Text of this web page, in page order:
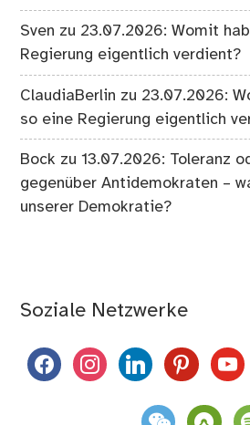
Sven zu 23.07.2026: Womit
Regierung eigentlich verdient?
ClaudiaBerlin zu 23.07.2026:
so eine Regierung eigentlich
Bock zu13.07.2026: Toleranz
gegenüber Antidemokraten –
unserer Demokratie?
Soziale Netzwerke
facebookinstagramlinkedinpinterest
weixin komoot